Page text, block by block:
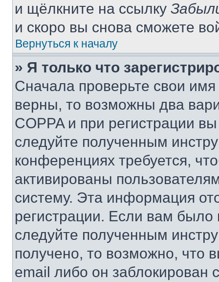
и щёлкните на ссылку
и скоро вы снова сможете
Вернуться к началу
» Я только что
Сначала проверьте свои
верны, то возможны два
COPPA и при регистрации
следуйте полученным
конференциях требуется,
активированы
систему. Эта информация
регистрации. Если вам
следуйте полученным
получено, то возможно, что
email либо он